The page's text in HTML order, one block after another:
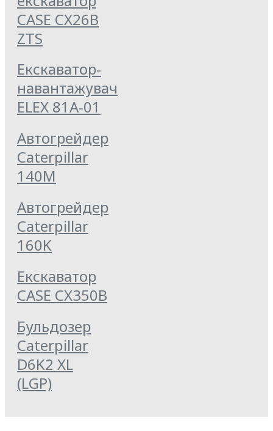
CASE CX26B
ZTS
Екскаватор-
навантажувач
ELEX 81А-01
Автогрейдер
Caterpillar
140M
Автогрейдер
Caterpillar
160K
Екскаватор
CASE CX350B
Бульдозер
Caterpillar
D6K2 XL
(LGP)